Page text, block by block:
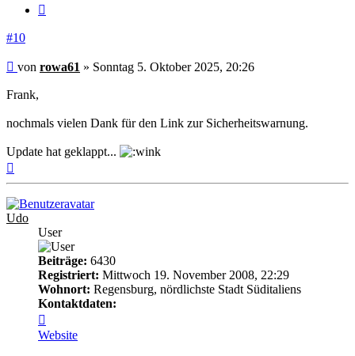
#10
Beitrag
von rowa61 » Sonntag 5. Oktober 2025, 20:26
Frank,
nochmals vielen Dank für den Link zur Sicherheitswarnung.
Update hat geklappt...
Udo
User
Beiträge: 6430
Registriert: Mittwoch 19. November 2008, 22:29
Wohnort: Regensburg, nördlichste Stadt Süditaliens
Kontaktdaten:
von
Udo
Website